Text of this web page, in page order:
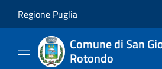
Regione Puglia
Comune di San
Rotondo